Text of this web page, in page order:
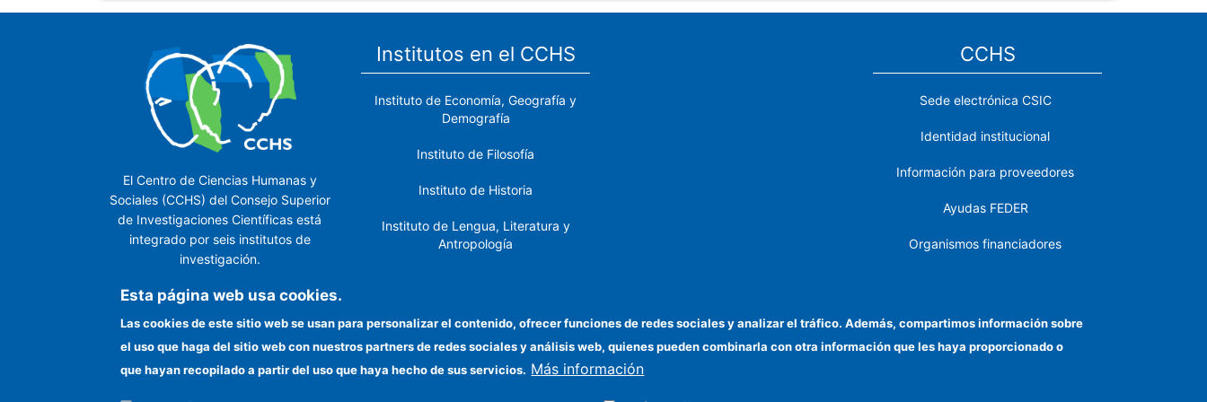
El Centro de Ciencias Humanas y
Sociales (CCHS) del Consejo Superior
de Investigaciones Científicas está
integrado por seis institutos de
investigación.
Institutos en el CCHS
Instituto de Economía, Geografía y
Demografía
Instituto de Filosofía
Instituto de Historia
Instituto de Lengua, Literatura y
Antropología
Próximo
Instituto de Políticas y Bienes
Públicos
CCHS
Sede electrónica CSIC
Identidad institucional
Información para proveedores
Ayudas FEDER
Organismos financiadores
Cómo llegar
Esta página web usa cookies.
Las cookies de este sitio web se usan para personalizar el contenido, ofrecer funciones de redes sociales y analizar el tráfico. Además, compartimos información sobre
el uso que haga del sitio web con nuestros partners de redes sociales y análisis web, quienes pueden combinarla con otra información que les haya proporcionado o
que hayan recopilado a partir del uso que haya hecho de sus servicios. Más información